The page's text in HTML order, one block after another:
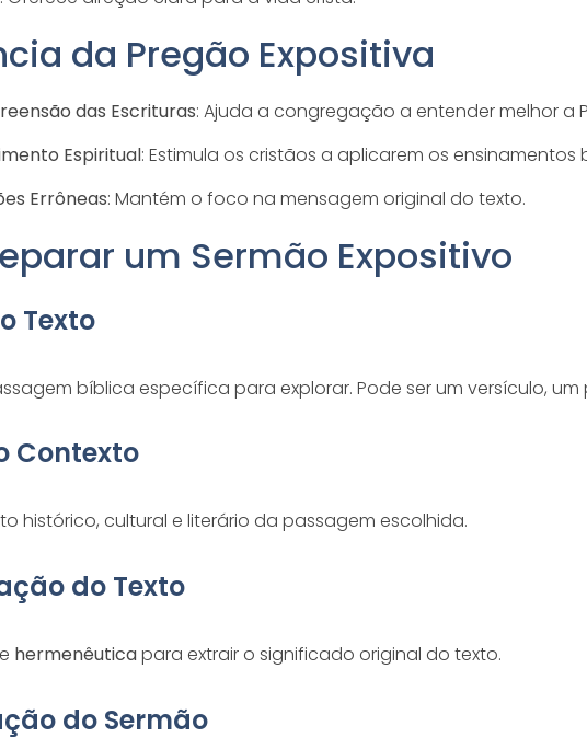
da Pregão Expositiva
das Escrituras: Ajuda a congregação a entender melhor a
Espiritual: Estimula os cristãos a aplicarem os ensinamentos
Errôneas: Mantém o foco na mensagem original do texto.
um Sermão Expositivo
Texto
bíblica específica para explorar. Pode ser um versículo,
Contexto
histórico, cultural e literário da passagem escolhida.
do Texto
hermenêuticapara extrair o significado original do texto.
do Sermão